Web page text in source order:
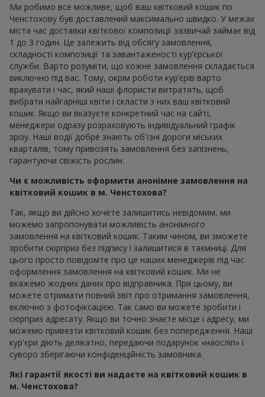
Ми робимо все можливе, щоб ваш квітковий кошик по
Ченстохову був доставлений максимально швидко. У межах
міста час доставки квіткової композиції зазвичай займає від
1 до 3 годин. Це залежить від обсягу замовлення,
складності композиції та завантаженості кур’єрської
служби. Варто розуміти, що кожне замовлення складається
виключно під вас. Тому, окрім роботи кур’єрів варто
врахувати і час, який наші флористи витратять, щоб
вибрати найгарніші квіти і скласти з них ваш квітковий
кошик. Якщо ви вказуєте конкретний час на сайті,
менеджери одразу розраховують індивідуальний графік
зрізу. Наші водії добре знають об'їзні дороги міських
кварталів, тому привозять замовлення без запізнень,
гарантуючи свіжість рослин.
Чи є можливість оформити анонімне замовлення на
квітковий кошик в м. Ченстохова?
Так, якщо ви дійсно хочете залишитись невідомим, ми
можемо запропонувати можливість анонімного
замовлення на квітковий кошик. Таким чином, ви зможете
зробити сюрприз без підпису і залишитися в таємниці. Для
цього просто повідомте про це наших менеджерів під час
оформлення замовлення на квітковий кошик. Ми не
вкажемо жодних даних про відправника. При цьому, ви
можете отримати повний звіт про отримання замовлення,
включно з фотофіксацією. Так само ви можете зробити і
сюрприз адресату. Якщо ви точно знаєте місце і адресу, ми
можемо привезти квітковий кошик без попередження. Наші
кур'єри діють делікатно, передаючи подарунок «наосліп» і
суворо зберігаючи конфіденційність замовника.
Які гарантії якості ви надаєте на квітковий кошик в
м. Ченстохова?